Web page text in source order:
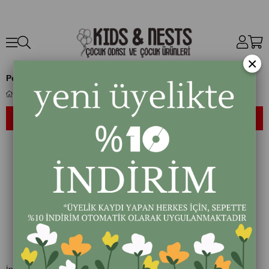
Penny Scallan
Penny Scallan
Ücretsiz
Kargo
×